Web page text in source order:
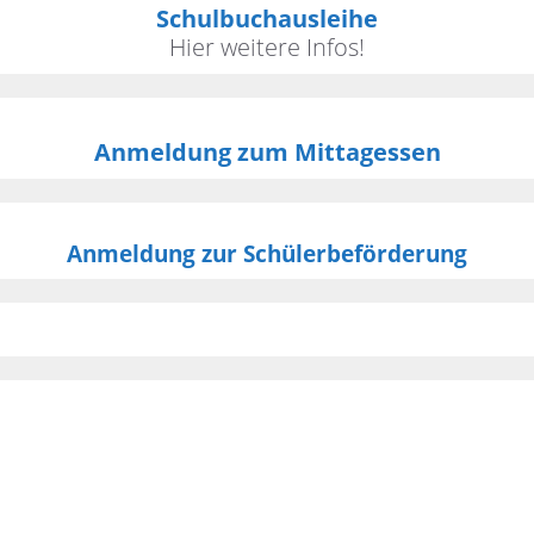
Schulbuchausleihe
Hier weitere Infos!
Anmeldung zum Mittagessen
Anmeldung zur Schülerbeförderung